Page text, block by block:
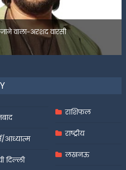
जाने वाला-अरशद वारसी
आध्यात्म
दिल्ली
राशिफल
राष्ट्रीय
लखनऊ